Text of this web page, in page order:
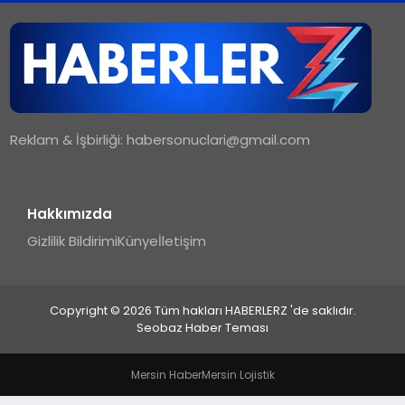
TEKNOLOJI
Reklam & İşbirliği:habersonuclari@gmail.com
Hakkımızda
Gizlilik BildirimiKünyeİletişim
Copyright © 2026 Tüm hakları HABERLERZ 'de saklıdır.
Seobaz Haber Teması
Mersin HaberMersin Lojistik